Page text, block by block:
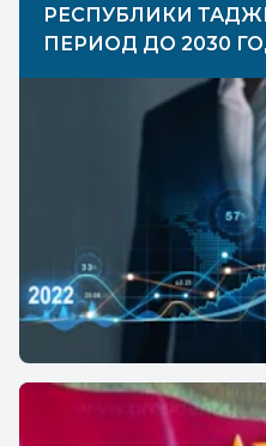
РЕСПУБЛИКИ
ПЕРИОД ДО 2030